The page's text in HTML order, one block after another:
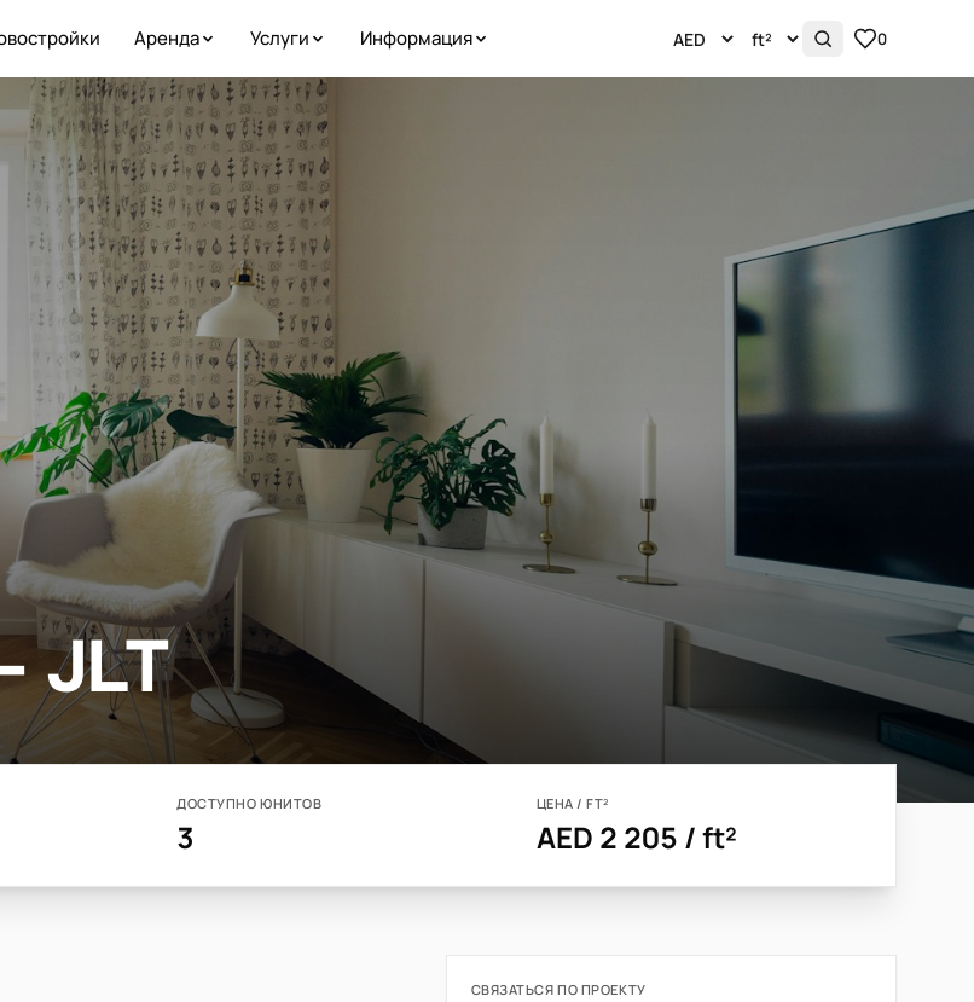
Аренда Услуги Информация 0
JLT
ДОСТУПНО ЮНИТОВ
3
ЦЕНА / FT²
AED 2 205 / ft²
СВЯЗАТЬСЯ ПО ПРОЕКТУ